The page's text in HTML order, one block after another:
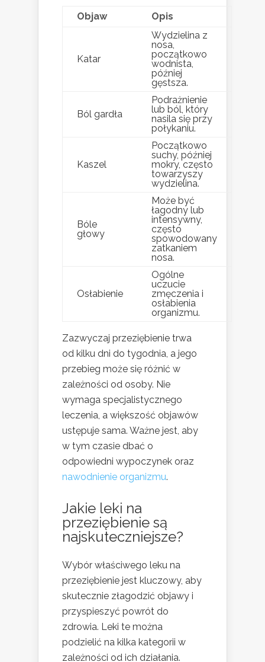
Objaw Opis
Katar
Wydzielina z
nosa,
początkowo
wodnista,
później
gęstsza.
Ból gardła
Podrażnienie
lub ból, który
nasila się przy
połykaniu.
Kaszel
Początkowo
suchy, później
mokry, często
towarzyszy
wydzielina.
Bóle
głowy
Może być
łagodny lub
intensywny,
często
spowodowany
zatkaniem
nosa.
Osłabienie
Ogólne
uczucie
zmęczenia i
osłabienia
organizmu.
Zazwyczaj przeziębienie trwa
od kilku dni do tygodnia, a jego
przebieg może się różnić w
zależności od osoby. Nie
wymaga specjalistycznego
leczenia, a większość objawów
ustępuje sama. Ważne jest, aby
w tym czasie dbać o
odpowiedni wypoczynek oraz
nawodnienie organizmu.
Jakie leki na
przeziębienie są
najskuteczniejsze?
Wybór właściwego leku na
przeziębienie jest kluczowy, aby
skutecznie złagodzić objawy i
przyspieszyć powrót do
zdrowia. Leki te można
podzielić na kilka kategorii w
zależności od ich działania.